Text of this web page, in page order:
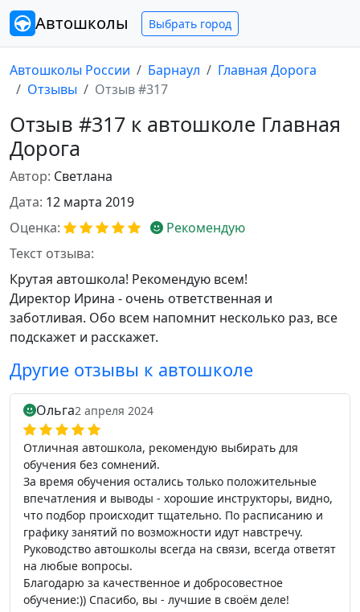
Автошколы Выбрать город
Автошколы России Барнаул
Главная Дорога
Отзывы
Отзыв #317
Отзыв #317 к автошколе Главная
Дорога
Автор: Светлана
Дата: 12 марта 2019
Оценка:
Рекомендую
Текст отзыва:
Крутая автошкола! Рекомендую всем!
Директор Ирина - очень ответственная и
заботливая. Обо всем напомнит несколько раз, все
подскажет и расскажет.
Другие отзывы к автошколе
Ольга2 апреля 2024
Отличная автошкола, рекомендую выбирать для
обучения без сомнений.
За время обучения остались только положительные
впечатления и выводы - хорошие инструкторы, видно,
что подбор происходит тщательно. По расписанию и
графику занятий по возможности идут навстречу.
Руководство автошколы всегда на связи, всегда ответят
на любые вопросы.
Благодарю за качественное и добросовестное
обучение:)) Спасибо, вы - лучшие в своём деле!